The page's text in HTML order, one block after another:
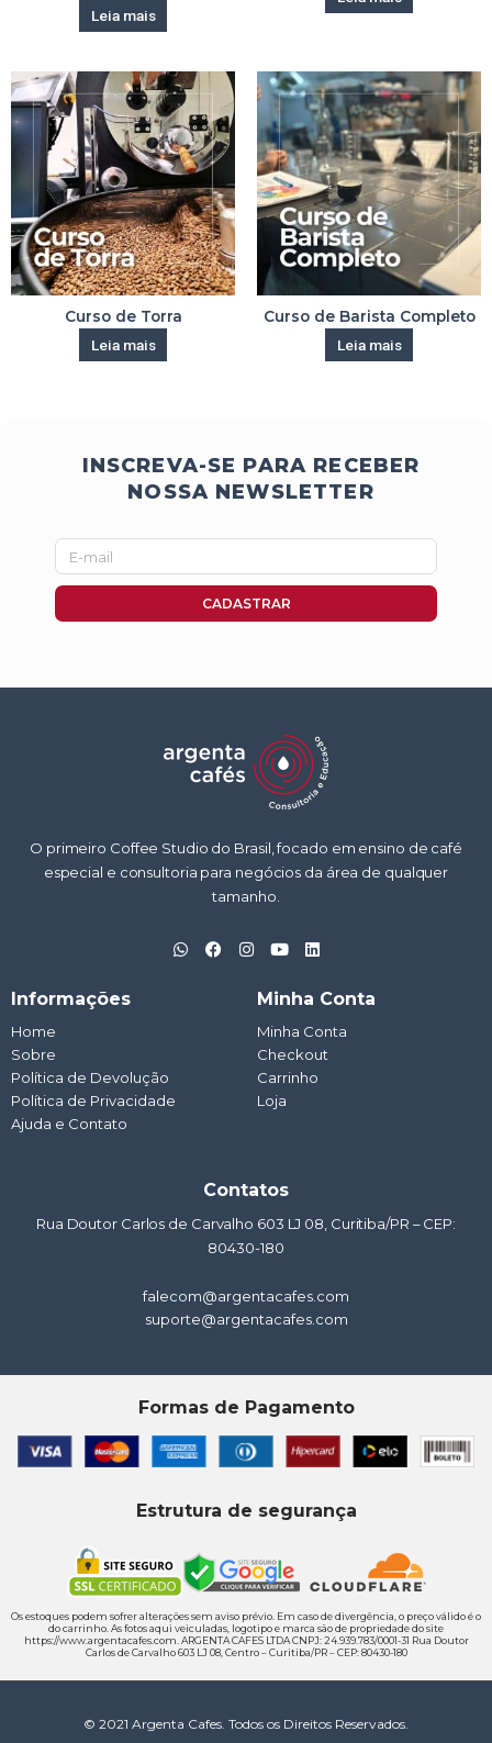
Leia mais
Curso de Torra
Leia mais
Curso de Barista Completo
Leia mais
INSCREVA-SE PARA RECEBER
NOSSA NEWSLETTER
E-
mail
CADASTRAR
O primeiro Coffee Studio do Brasil, focado em ensino de café
especial e consultoria para negócios da área de qualquer
tamanho.
W
h
F
a
I
n
m
Y
o
t
u
b
e
L
i
e
d
i
n
Informações
Home
Sobre
Política de Devolução
Política de Privacidade
Ajuda e Contato
Minha Conta
Minha Conta
Checkout
Carrinho
Loja
Contatos
Rua Doutor Carlos de Carvalho 603 LJ 08, Curitiba/PR – CEP:
80430-180
falecom@argentacafes.com
suporte@argentacafes.com
Formas de Pagamento
Estrutura de segurança
Os estoques podem sofrer alterações sem aviso prévio. Em caso de divergência, o preço válido é o
do carrinho. As fotos aqui veiculadas, logotipo e marca são de propriedade do site
https://www.argentacafes.com. ARGENTA CAFES LTDA CNPJ: 24.939.783/0001-31 Rua Doutor
Carlos de Carvalho 603 LJ 08, Centro – Curitiba/PR – CEP: 80430-180
© 2021 Argenta Cafes. Todos os Direitos Reservados.